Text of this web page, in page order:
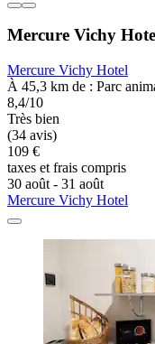
Mercure Vichy
Mercure Vichy Hotel
À 45,3 km de : Parc
8,4/10
Très bien
(34 avis)
109 €
taxes et frais compris
30 août - 31 août
Mercure Vichy Hotel